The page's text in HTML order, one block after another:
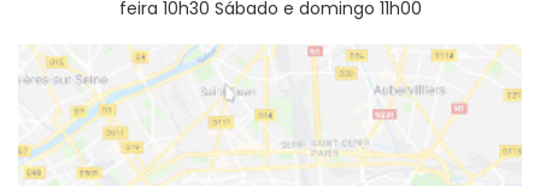
feira 10h30 Sábado e domingo 11h00